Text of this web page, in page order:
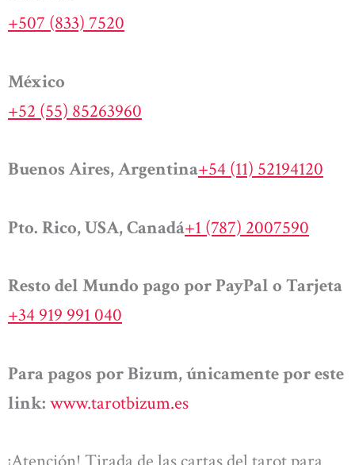
+507 (833) 7520
México
+52 (55) 85263960
Buenos Aires, Argentina+54 (11) 52194120
Pto. Rico, USA, Canadá+1 (787) 2007590
Resto del Mundo pago por PayPal o Tarjeta
+34 919 991 040
Para pagos por Bizum, únicamente por este
link: www.tarotbizum.es